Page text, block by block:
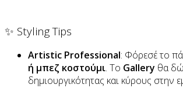
✨ Styling Tips
Artistic Professional: Φόρεσέ το
ή μπεζ κοστούμι. Το Gallery θα
δημιουργικότητας και κύρους στην